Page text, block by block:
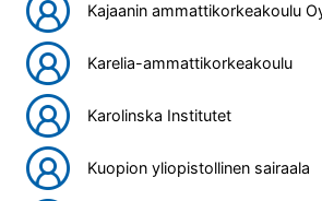
Kajaanin ammattikorkeakoulu
Karelia-ammattikorkeakoulu
Karolinska Institutet
Kuopion yliopistollinen sairaala